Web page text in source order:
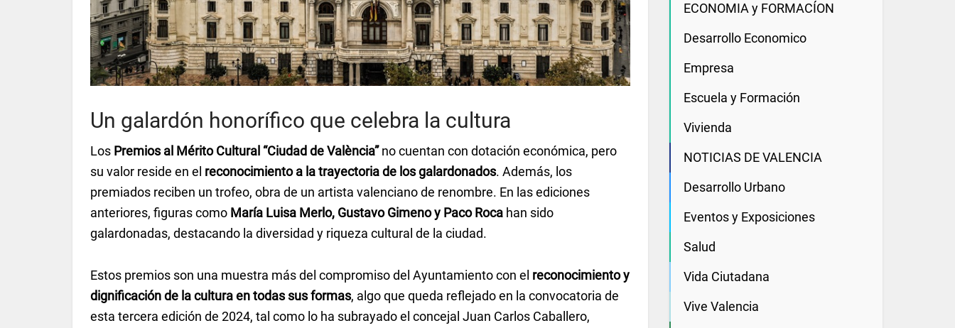
Un galardón honorífico que celebra la cultura
Los Premios al Mérito Cultural “Ciudad de València”no cuentan con dotación económica, pero
su valor reside en el reconocimiento a la trayectoria de los galardonados. Además, los
premiados reciben un trofeo, obra de un artista valenciano de renombre. En las ediciones
anteriores, figuras como María Luisa Merlo, Gustavo Gimeno y Paco Roca han sido
galardonadas, destacando la diversidad y riqueza cultural de la ciudad.
Estos premios son una muestra más del compromiso del Ayuntamiento con el reconocimiento y
dignificación de la cultura en todas sus formas, algo que queda reflejado en la convocatoria de
esta tercera edición de 2024, tal como lo ha subrayado el concejal Juan Carlos Caballero,
ECONOMIA y FORMACÍON
Desarrollo Economico
Empresa
Escuela y Formación
Vivienda
NOTICIAS DE VALENCIA
Desarrollo Urbano
Eventos y Exposiciones
Salud
Vida Ciutadana
Vive Valencia